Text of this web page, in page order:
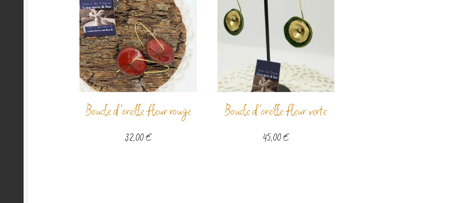
Boucle d’oreille fleur rouge
32,00€
Boucle d’oreille fleur verte
45,00€